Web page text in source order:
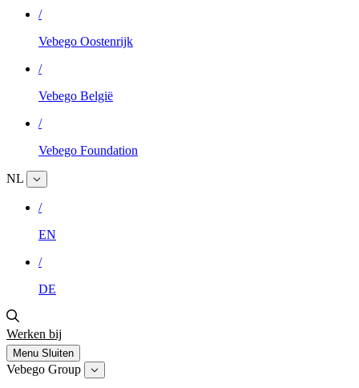
/
Vebego Oostenrijk
/
Vebego België
/
Vebego Foundation
NL
/
EN
/
DE
Werken bij
Menu Sluiten
Vebego Group